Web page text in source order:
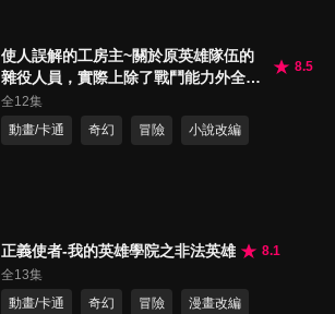
使人誤解的工房主~關於原英雄隊伍的
雜役人員，實際上除了戰鬥能力外全是
SSS的故事~
8.5
全12集
動畫/卡通
奇幻 冒險 小說改編
正義使者-我的英雄學院之非法英雄
8.1
全13集
動畫/卡通
奇幻 冒險 漫畫改編